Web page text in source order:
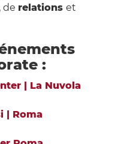
de relations et
:
| La Nuvola
| Roma